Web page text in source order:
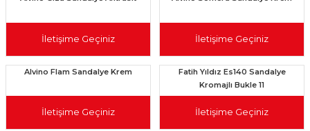
İletişime Geçiniz İletişime Geçiniz
Alvino Flam Sandalye Krem
İletişime Geçiniz
Fatih Yıldız Es140 Sandalye
Kromajlı Bukle 11
İletişime Geçiniz